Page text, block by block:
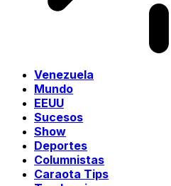
Venezuela
Mundo
EEUU
Sucesos
Show
Deportes
Columnistas
Caraota Tips